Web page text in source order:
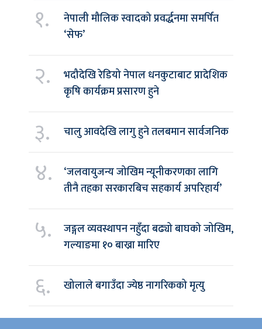
१.
नेपाली मौलिक स्वादको प्रवर्द्धनमा समर्पित
‘सेफ’
२.
भदौदेखि रेडियो नेपाल धनकुटाबाट प्रादेशिक
कृषि कार्यक्रम प्रसारण हुने
३. चालु आवदेखि लागु हुने तलबमान सार्वजनिक
४.
‘जलवायुजन्य जोखिम न्यूनीकरणका लागि
तीनै तहका सरकारबिच सहकार्य अपरिहार्य’
५.
जङ्गल व्यवस्थापन नहुँदा बढ्यो बाघको जोखिम,
गल्याङमा १० बाख्रा मारिए
६. खोलाले बगाउँदा ज्येष्ठ नागरिकको मृत्यु